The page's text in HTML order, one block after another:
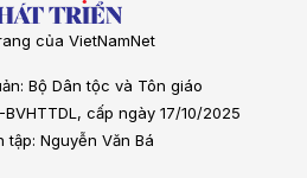
của VietNamNet
Bộ Dân tộc và Tôn giáo
cấp ngày 17/10/2025
tập: Nguyễn Văn Bá